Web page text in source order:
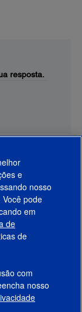
resposta.
e
nosso
pode
em
de
de
com
nosso